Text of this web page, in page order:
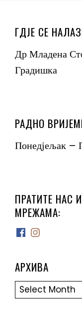
ГДЈЕ СЕ
Др Младена
Градишка
РАДНО
Понедјељак –
ПРАТИТЕ НАС
МРЕЖАМА:
Facebook
Instagram
АРХИВА
Архива